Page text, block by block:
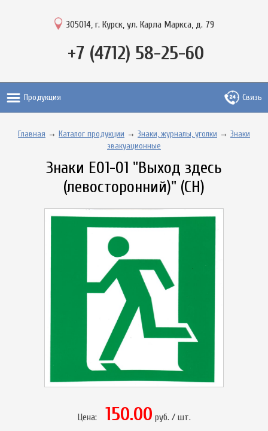
305014, г. Курск, ул. Карла Маркса, д. 79
+7 (4712) 58-25-60
Продукция Связь
Главная → Каталог продукции → Знаки, журналы, уголки → Знаки
эвакуационные
Знаки Е01-01 "Выход здесь
(левосторонний)" (СН)
Цена: 150.00 руб. / шт.